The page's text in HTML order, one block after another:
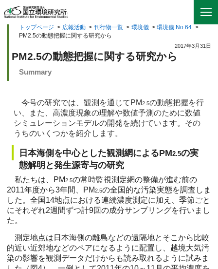
トップページ > 広報活動 > 刊行物一覧 > 環境儀 > 環境儀 No.64 >
PM2.5の動態把握に関する研究から
2017年3月31日
PM2.5の動態把握に関する研究から
Summary
今号の研究では、観測を通じてPM2.5の動態把握を行
い、また、高濃度現象の理解や数値予測のために数値
シミュレーションモデルの開発を続けています。その
うちのいくつかを紹介します。
日本海側を中心とした観測網によるPM2.5の実
態解明と発生源寄与の研究
私たちは、PM2.5の常時監視測定網の整備が進む前の
2011年度から3年間、PM2.5の全国的な汚染実態を調査しま
した。全国14地点における連続濃度測定に加え、季節ごと
にそれぞれ2週間ずつ計9回の成分サンプリングを行いまし
た。
測定地点は日本海側の離島などの遠隔地とそこから比較
的近い近郊地などのペアになるように配置し、越境大気汚
染の影響を観測データだけからも読み取れるように試みま